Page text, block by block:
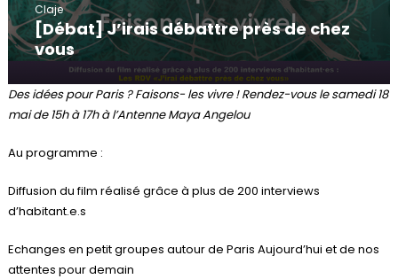
Claje
[Débat] J’irais débattre près de chez
vous
Des idées pour Paris ? Faisons- les vivre ! Rendez-vous le samedi 18
mai de 15h à 17h à l’Antenne Maya Angelou
Au programme :
Diffusion du film réalisé grâce à plus de 200 interviews
d’habitant.e.s
Echanges en petit groupes autour de Paris Aujourd’hui et de nos
attentes pour demain